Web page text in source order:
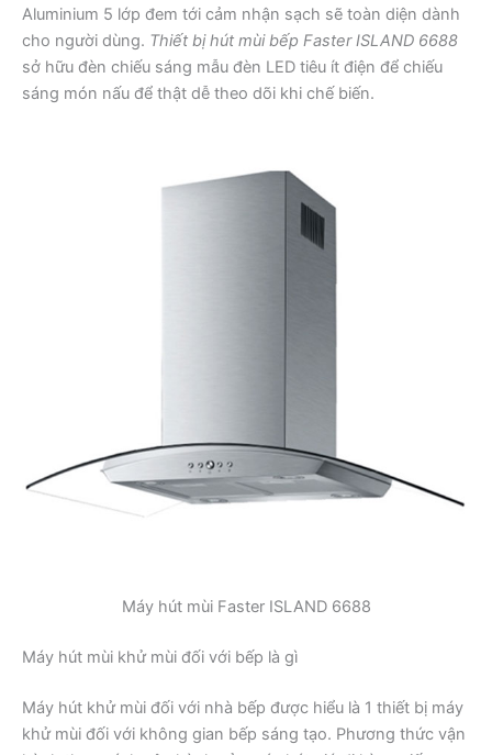
Aluminium 5 lớp đem tới cảm nhận sạch sẽ toàn diện dành
cho người dùng. Thiết bị hút mùi bếp Faster ISLAND 6688
sở hữu đèn chiếu sáng mẫu đèn LED tiêu ít điện để chiếu
sáng món nấu để thật dễ theo dõi khi chế biến.
Máy hút mùi Faster ISLAND 6688
Máy hút mùi khử mùi đối với bếp là gì
Máy hút khử mùi đối với nhà bếp được hiểu là 1 thiết bị máy
khử mùi đối với không gian bếp sáng tạo. Phương thức vận